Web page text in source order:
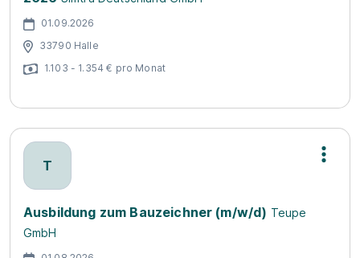
01.09.2026
33790 Halle
1.103 - 1.354 € pro Monat
T
Ausbildung zum Bauzeichner (m/w/d) Teupe
GmbH